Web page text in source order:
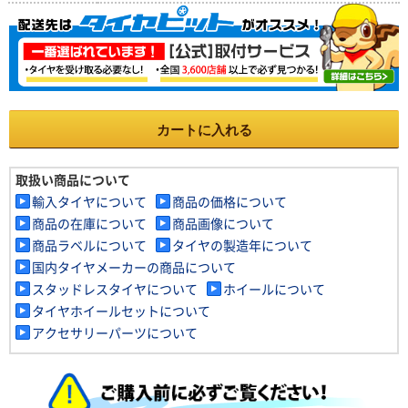
カートに入れる
取扱い商品について
輸入タイヤについて
商品の価格について
商品の在庫について
商品画像について
商品ラベルについて
タイヤの製造年について
国内タイヤメーカーの商品について
スタッドレスタイヤについて
ホイールについて
タイヤホイールセットについて
アクセサリーパーツについて